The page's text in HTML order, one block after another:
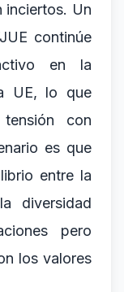
inciertos. Un
continúe
en la
UE, lo que
con
es que
entre la
diversidad
pero
los valores